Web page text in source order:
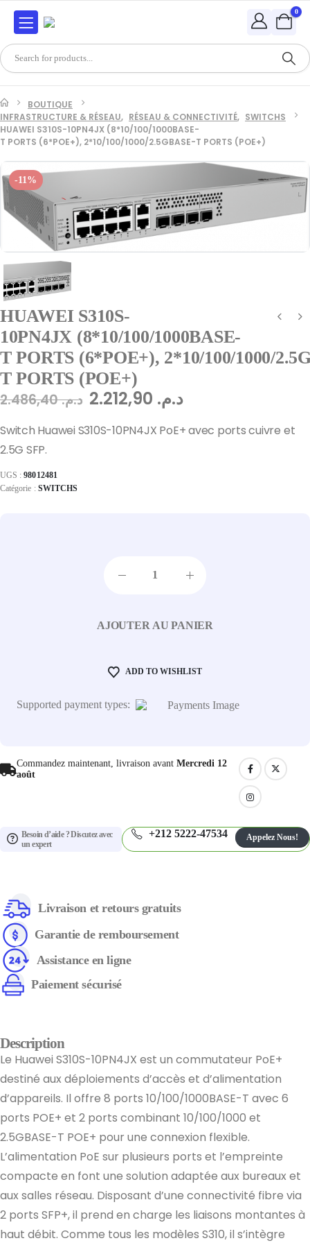
0
BOUTIQUE
INFRASTRUCTURE & RÉSEAU, RÉSEAU & CONNECTIVITÉ, SWITCHS
HUAWEI S310S-10PN4JX (8*10/100/1000BASE-
T PORTS (6*POE+), 2*10/100/1000/2.5GBASE-T PORTS (POE+)
-11%
HUAWEI S310S-
10PN4JX (8*10/100/1000BASE-
T PORTS (6*POE+), 2*10/100/1000/
T PORTS (POE+)
د.م.2.486,40 د.م.
Switch Huawei S310S-10PN4JX PoE+ avec ports cuivre et
2.5G SFP.
UGS :98012481
Catégorie : SWITCHS
AJOUTER AU PANIER
ADD TO WISHLIST
Supported payment types:
Commandez maintenant, livraison avant Mercredi 12
août
Besoin d’aide ? Discutez avec
un expert
+212 5222-47534 Appelez Nous!
Livraison et retours gratuits
Garantie de remboursement
Assistance en ligne
Paiement sécurisé
Description
Le Huawei S310S-10PN4JX est un commutateur PoE+
destiné aux déploiements d’accès et d’alimentation
d’appareils. Il offre 8 ports 10/100/1000BASE-T avec 6
ports POE+ et 2 ports combinant 10/100/1000 et
2.5GBASE-T POE+ pour une connexion flexible.
L’alimentation PoE sur plusieurs ports et l’empreinte
compacte en font une solution adaptée aux bureaux et
aux salles réseau. Disposant d’une connectivité fibre via
2 ports SFP+, il prend en charge les liaisons montantes à
haut débit. Comme tous les modèles S310, il s’intègre